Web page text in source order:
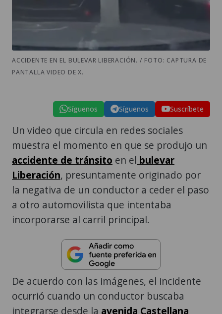
ACCIDENTE EN EL BULEVAR LIBERACIÓN. / FOTO: CAPTURA DE
PANTALLA VIDEO DE X.
Síguenos Síguenos Suscríbete
Un video que circula en redes sociales
muestra el momento en que se produjo un
accidente de tránsito en el bulevar
Liberación, presuntamente originado por
la negativa de un conductor a ceder el paso
a otro automovilista que intentaba
incorporarse al carril principal.
De acuerdo con las imágenes, el incidente
ocurrió cuando un conductor buscaba
integrarse desde la avenida Castellana